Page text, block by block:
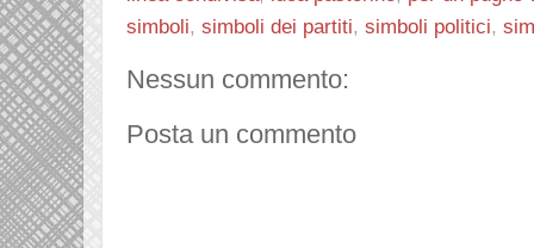
simboli, simboli dei partiti, simboli politici,
Nessun commento:
Posta un commento